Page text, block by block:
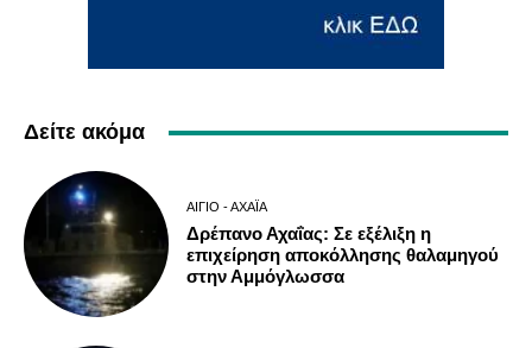
Δείτε ακόμα
ΑΊΓΙΟ - ΑΧΑΪ́Α
Δρέπανο Αχαΐας: Σε εξέλιξη η
επιχείρηση αποκόλλησης θαλαμηγού
στην Αμμόγλωσσα